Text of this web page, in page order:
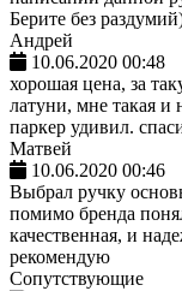
Берите без
Андрей
10.06.2020 00:48
хорошая цена, за
латуни, мне такая
паркер удивил.
Матвей
10.06.2020 00:46
Выбрал ручку
помимо бренда
качественная, и
рекомендую
Сопутствующие